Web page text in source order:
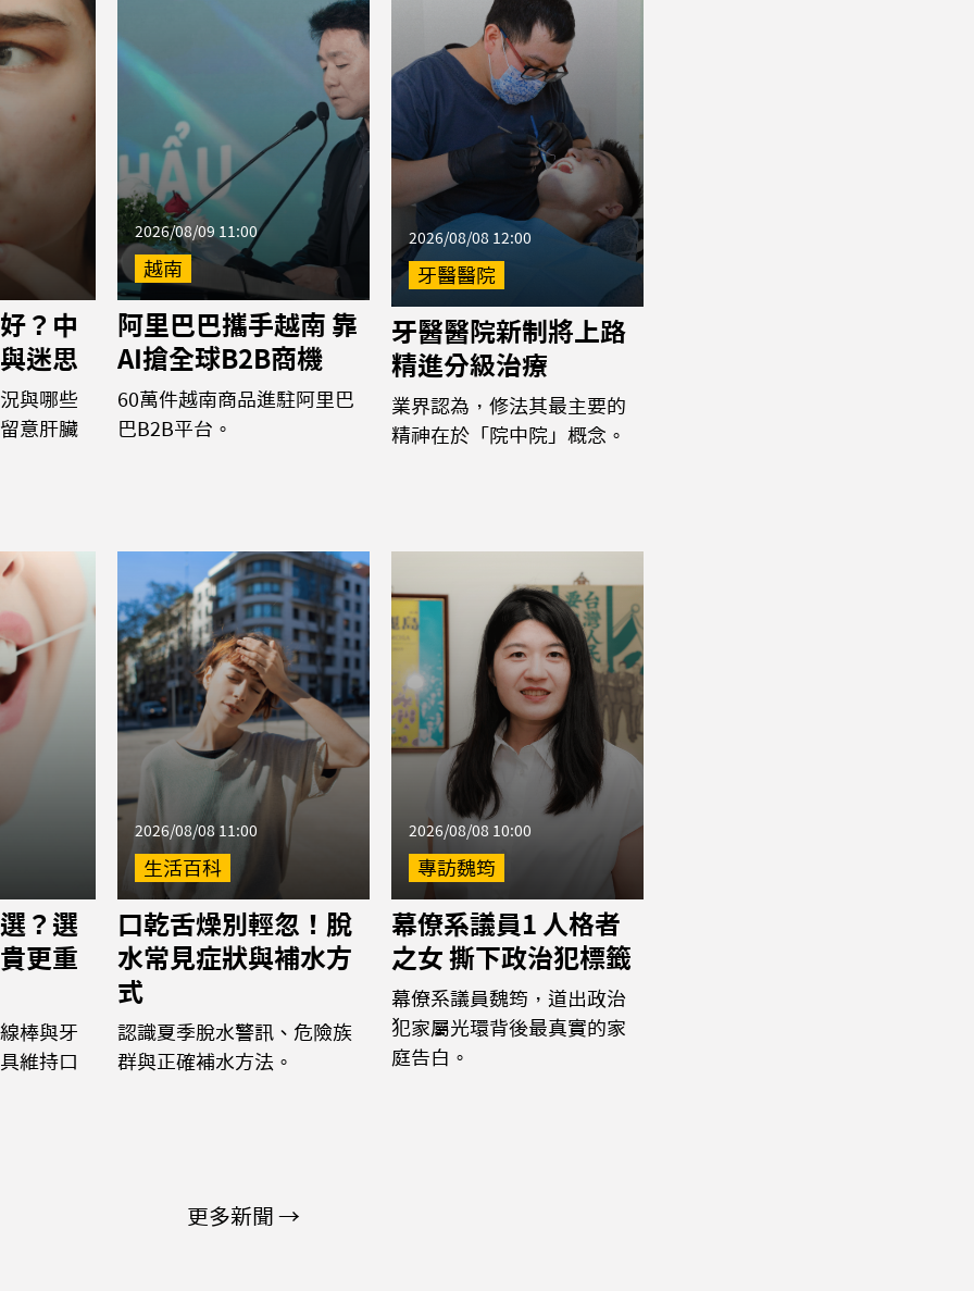
？中
迷思
與哪些
意肝臟
2026/08/09 11:00
越南
阿里巴巴攜手越南 靠
AI搶全球B2B商機
60萬件越南商品進駐阿里巴
巴B2B平台。
2026/08/08 12:00
牙醫醫院
牙醫醫院新制將上路
精進分級治療
業界認為，修法其最主要的
精神在於「院中院」概念。
？選
更重
棒與牙
維持口
2026/08/08 11:00
生活百科
口乾舌燥別輕忽！脫
水常見症狀與補水方
式
認識夏季脫水警訊、危險族
群與正確補水方法。
2026/08/08 10:00
專訪魏筠
幕僚系議員1 人格者
之女 撕下政治犯標籤
幕僚系議員魏筠，道出政治
犯家屬光環背後最真實的家
庭告白。
更多新聞 →